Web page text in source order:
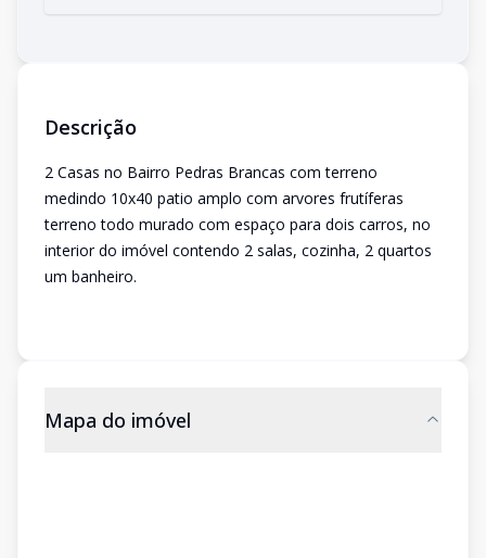
Descrição
2 Casas no Bairro Pedras Brancas com terreno
medindo 10x40 patio amplo com arvores frutíferas
terreno todo murado com espaço para dois carros, no
interior do imóvel contendo 2 salas, cozinha, 2 quartos
um banheiro.
Mapa do imóvel